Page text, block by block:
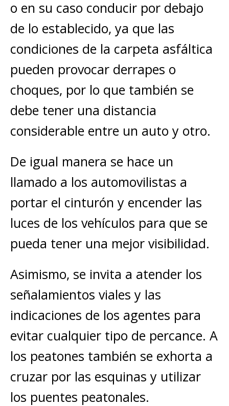
o en su caso conducir por debajo
de lo establecido, ya que las
condiciones de la carpeta asfáltica
pueden provocar derrapes o
choques, por lo que también se
debe tener una distancia
considerable entre un auto y otro.
De igual manera se hace un
llamado a los automovilistas a
portar el cinturón y encender las
luces de los vehículos para que se
pueda tener una mejor visibilidad.
Asimismo, se invita a atender los
señalamientos viales y las
indicaciones de los agentes para
evitar cualquier tipo de percance. A
los peatones también se exhorta a
cruzar por las esquinas y utilizar
los puentes peatonales.